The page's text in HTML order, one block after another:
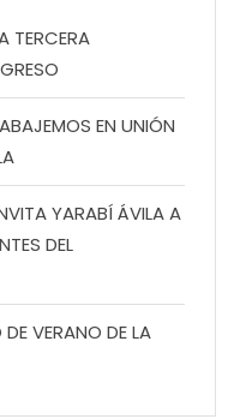
TERCERA
EN UNIÓN
YARABÍ ÁVILA A
DEL
VERANO DE LA